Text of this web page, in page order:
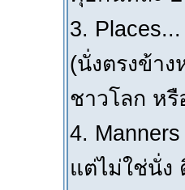
3.
(นั่งตรงข้า
ชาวโลก ห
4.
แต่ไม่ใช่นั่ง